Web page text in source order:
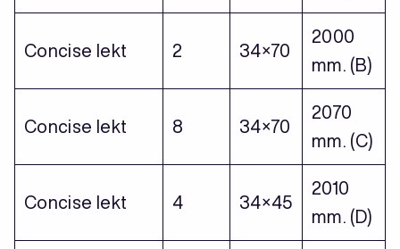
Concise lekt 2 34×70
2000
mm. (B)
Concise lekt 8 34×70
2070
mm. (C)
Concise lekt 4 34×45
2010
mm. (D)